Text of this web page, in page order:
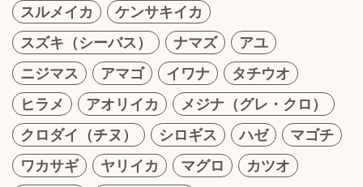
スルメイカ
ケンサキイカ
スズキ（シーバス）
ナマズ
アユ
ニジマス
アマゴ イワナ
タチウオ
ヒラメ
アオリイカ
メジナ（グレ・クロ）
クロダイ（チヌ）
シロギス ハゼ
マゴチ
ワカサギ
ヤリイカ マグロ
カツオ